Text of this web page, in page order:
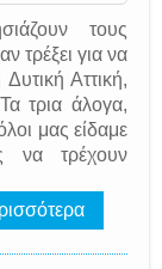
τους
τρέξει για να
Αττική,
τρια άλογα,
μας είδαμε
να τρέχουν